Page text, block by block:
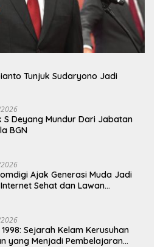
Tunjuk Sudaryono Jadi
S Deyang Mundur Dari Jabatan
BGN
Ajak Generasi Muda Jadi
Sehat dan Lawan
1998: Sejarah Kelam Kerusuhan
yang Menjadi Pembelajaran